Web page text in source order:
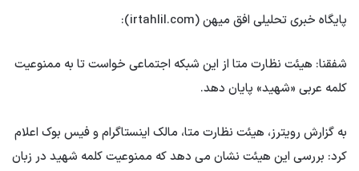
پایگاه خبری تحلیلی افق میهن (irtahlil.com):
شفقنا: هیئت نظارت متا از این شبکه اجتماعی خواست تا به ممنوعیت
کلمه عربی «شهید» پایان دهد.
به گزارش رویترز، هیئت نظارت متا، مالک اینستاگرام و فیس بوک اعلام
کرد: بررسی این هیئت نشان می دهد که ممنوعیت کلمه شهید در زبان